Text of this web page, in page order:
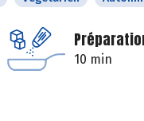
10 min